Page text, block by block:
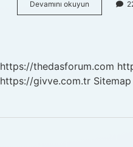
Devamını okuyun
göz
https://thedasforum.com
https://givve.com.tr Sitemap